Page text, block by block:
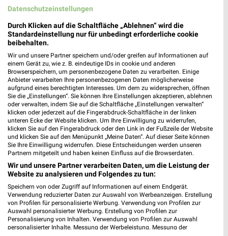
Am Metternicher Bahnhof 9
56072 Koblenz
Heute 08:00 - 20:00 Uhr |
470,48 km • Angebote: 3 Prospekte
Rossmann Mülheim-Kärlich
Industriestr. 8
56218 Mülheim-Kärlich
Heute 08:00 - 20:00 Uhr | Geöffnet
470,28 km • Angebote: 3 Prospekte
Ernsting's family Mülheim-Kärlich
Industriestr. 4
56218 Mülheim-Kärlich
Heute 09:00 - 20:00 Uhr | Geöffnet
470,09 km
Datenschutzeinstellungen
Durch Klicken auf die Schaltfläche „Ablehnen“ wird die
Standardeinstellung nur für unbedingt erforderliche cookie
beibehalten.
Wir und unsere Partner speichern und/oder greifen auf Informationen auf
einem Gerät zu, wie z. B. eindeutige IDs in cookie und anderen
Browserspeichern, um personenbezogene Daten zu verarbeiten. Einige
Anbieter verarbeiten Ihre personenbezogenen Daten möglicherweise
aufgrund eines berechtigten Interesses. Um dem zu widersprechen, öffnen
Sie die „Einstellungen“. Sie können Ihre Einstellungen akzeptieren, ablehnen
oder verwalten, indem Sie auf die Schaltfläche „Einstellungen verwalten“
klicken oder jederzeit auf die Fingerabdruck-Schaltfläche in der linken
unteren Ecke der Website klicken. Um Ihre Einwilligung zu widerrufen,
klicken Sie auf den Fingerabdruck oder den Link in der Fußzeile der Website
und klicken Sie auf den Menüpunkt „Meine Daten“. Auf dieser Seite können
Sie Ihre Einwilligung widerrufen. Diese Entscheidungen werden unseren
Partnern mitgeteilt und haben keinen Einfluss auf die Browserdaten.
Wir und unsere Partner verarbeiten Daten, um die Leistung der
Website zu analysieren und Folgendes zu tun:
Speichern von oder Zugriff auf Informationen auf einem Endgerät.
Verwendung reduzierter Daten zur Auswahl von Werbeanzeigen. Erstellung
von Profilen für personalisierte Werbung. Verwendung von Profilen zur
Auswahl personalisierter Werbung. Erstellung von Profilen zur
Personalisierung von Inhalten. Verwendung von Profilen zur Auswahl
personalisierter Inhalte. Messung der Werbeleistung. Messung der